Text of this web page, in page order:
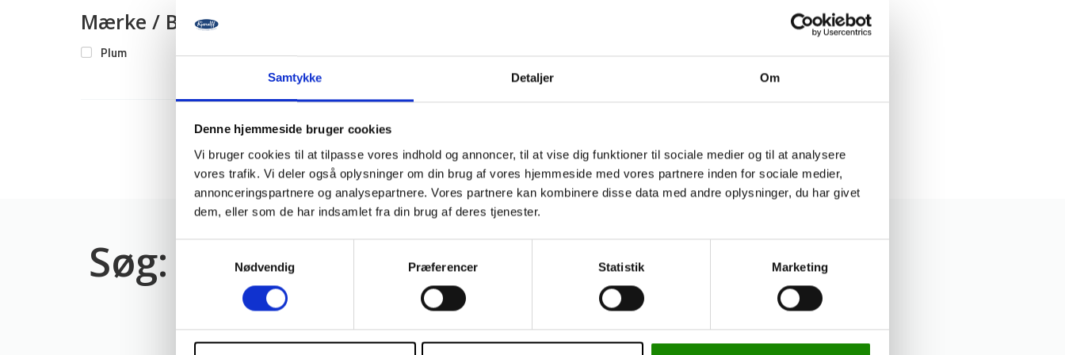
Samtykke Detaljer Om
Denne hjemmeside bruger cookies
Vi bruger cookies til at tilpasse vores indhold og annoncer, til at vise dig funktioner til sociale medier og til at analysere
vores trafik. Vi deler også oplysninger om din brug af vores hjemmeside med vores partnere inden for sociale medier,
annonceringspartnere og analysepartnere. Vores partnere kan kombinere disse data med andre oplysninger, du har givet
dem, eller som de har indsamlet fra din brug af deres tjenester.
Nødvendig
Præferencer Statistik Marketing
Mærke / Brand
Plum
Wash, 500 ml.
Log ind for pris
Plum, Soft Sense, Hand
Wash, parfumefri, 500 ml.
Log ind for pris
Plum, Soft Sense,
Hånddesinfektion gel,
Log ind for pris
Søg: 821565 821564 821566